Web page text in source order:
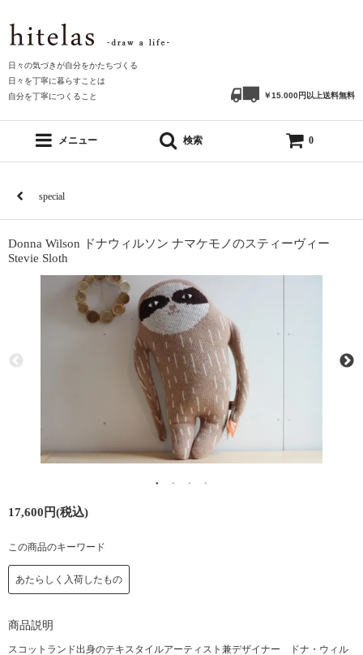
日々の気づきが自分をかたちづくる
日々を丁寧に暮らすことは
自分を丁寧につくること
￥15.000円以上送料無料
メニュー 検索 0
special
Donna Wilson ドナウィルソン ナマケモノのスティーヴィー
Stevie Sloth
17,600円(税込)
この商品のキーワード
あたらしく入荷したもの
商品説明
スコットランド出身のテキスタイルアーティスト兼デザイナー ドナ・ウィル